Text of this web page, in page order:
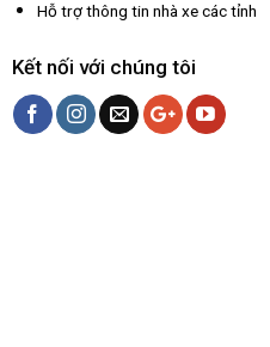
Hỗ trợ thông tin nhà xe các tỉnh
Kết nối với chúng tôi